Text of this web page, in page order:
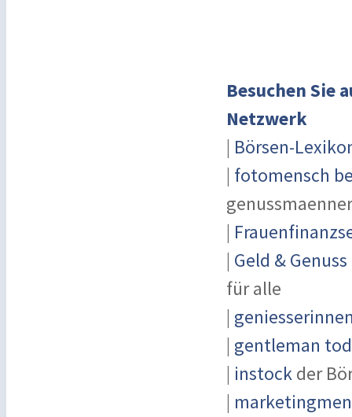
Besuchen Sie
Netzwerk
| Börsen-
| fotomensch
|
| Geld & Genuss
für alle
|
| gentleman
| instock der
|